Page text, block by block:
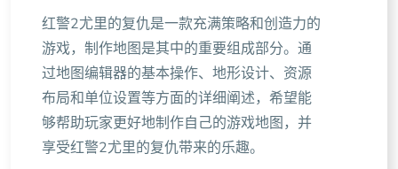
红警2尤里的复仇是一款充满策略和创造力的
游戏，制作地图是其中的重要组成部分。通
过地图编辑器的基本操作、地形设计、资源
布局和单位设置等方面的详细阐述，希望能
够帮助玩家更好地制作自己的游戏地图，并
享受红警2尤里的复仇带来的乐趣。